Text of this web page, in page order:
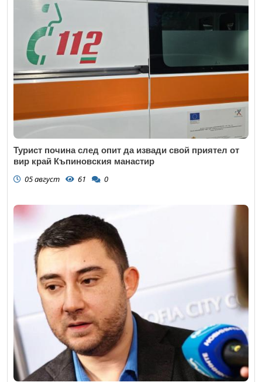
Турист почина след опит да извади свой приятел от
вир край Къпиновския манастир
05 август 61 0